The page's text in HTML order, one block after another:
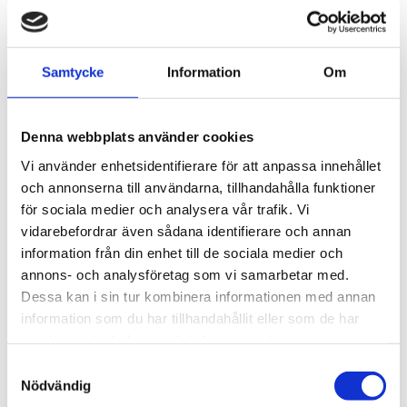
Samtycke Information Om
Denna webbplats använder cookies
Vi använder enhetsidentifierare för att anpassa innehållet
och annonserna till användarna, tillhandahålla funktioner
för sociala medier och analysera vår trafik. Vi
vidarebefordrar även sådana identifierare och annan
information från din enhet till de sociala medier och
annons- och analysföretag som vi samarbetar med.
Dessa kan i sin tur kombinera informationen med annan
information som du har tillhandahållit eller som de har
Nödvändig
Thule SquareBar Evo
200 cm 2-pack 766000
Klassiska fyrkantsprofiler i
polymer. 2-pack.
Thule SquareBar Evo
220 cm 2-pack 767000
Klassiska fyrkantsprofiler i
polymer. 2-pack.